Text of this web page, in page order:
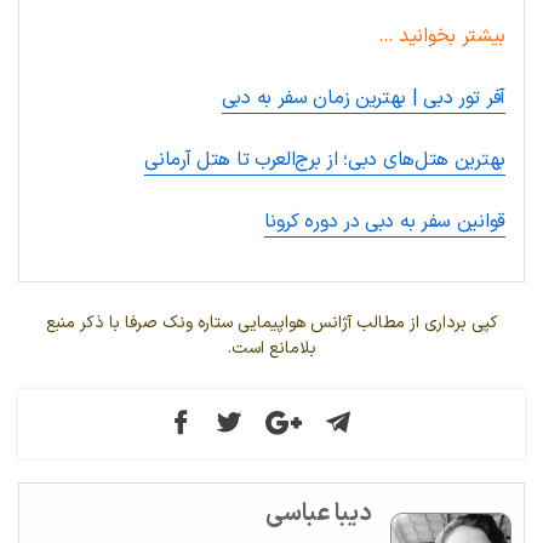
بیشتر بخوانید …
آفر تور دبی | بهترین زمان سفر به دبی
بهترین هتل‌های دبی؛ از برج‌العرب تا هتل آرمانی
قوانین سفر به دبی در دوره کرونا
کپی برداری از مطالب آژانس هواپیمایی ستاره ونک صرفا با ذکر منبع
بلامانع است.
دیبا عباسی